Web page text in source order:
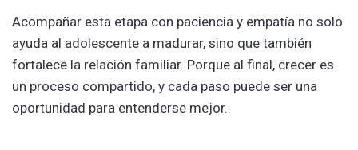
Acompañar esta etapa con paciencia y empatía no solo
ayuda al adolescente a madurar, sino que también
fortalece la relación familiar. Porque al final, crecer es
un proceso compartido, y cada paso puede ser una
oportunidad para entenderse mejor.